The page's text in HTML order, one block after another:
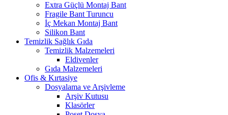
Extra Güçlü Montaj Bant
Fragile Bant Turuncu
İç Mekan Montaj Bant
Silikon Bant
Temizlik Sağlık Gıda
Temizlik Malzemeleri
Eldivenler
Gıda Malzemeleri
Ofis & Kırtasiye
Dosyalama ve Arşivleme
Arşiv Kutusu
Klasörler